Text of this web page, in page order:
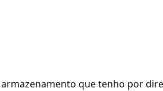
que tenho por